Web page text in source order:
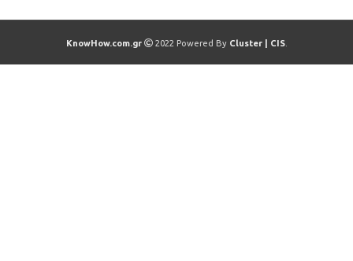
KnowHow.com.gr 2022 Powered By Cluster | CIS.